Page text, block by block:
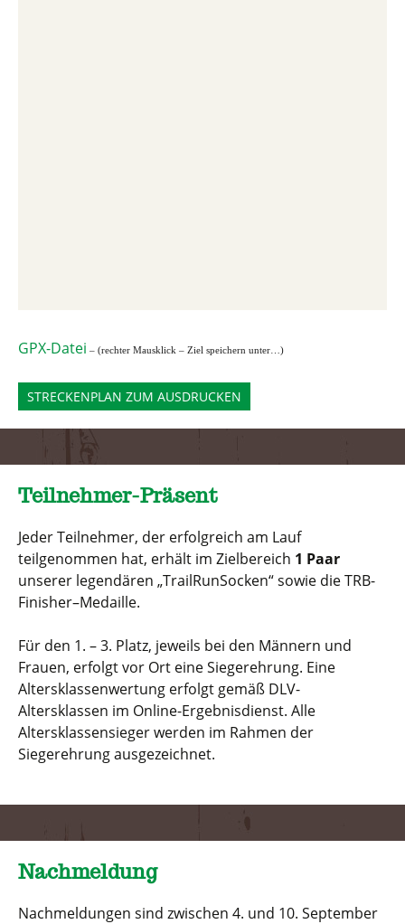
GPX-Datei – (rechter Mausklick – Ziel speichern unter…)
STRECKENPLAN ZUM AUSDRUCKEN
Teilnehmer-Präsent
Jeder Teilnehmer, der erfolgreich am Lauf
teilgenommen hat, erhält im Zielbereich 1 Paar
unserer legendären „TrailRunSocken“ sowie die TRB-
Finisher–Medaille.
Für den 1. – 3. Platz, jeweils bei den Männern und
Frauen, erfolgt vor Ort eine Siegerehrung. Eine
Altersklassenwertung erfolgt gemäß DLV-
Altersklassen im Online-Ergebnisdienst. Alle
Altersklassensieger werden im Rahmen der
Siegerehrung ausgezeichnet.
Nachmeldung
Nachmeldungen sind zwischen 4. und 10. September